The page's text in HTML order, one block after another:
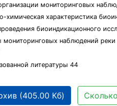
мониторинговых
химическая характеристика
биоиндикационного
мониторинговых наблюдений реки
литературы 44
(405.00 Кб)